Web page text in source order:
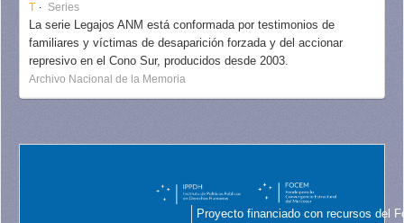
T Series
La serie Legajos ANM está conformada por testimonios de
familiares y víctimas de desaparición forzada y del accionar
represivo en el Cono Sur, producidos desde 2003.
Archivo Nacional de la Memoria
Proyecto financiado con recursos del